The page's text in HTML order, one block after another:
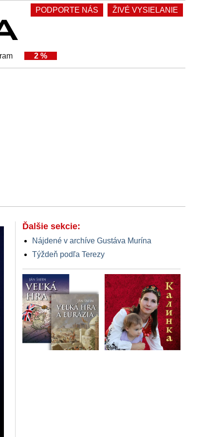
PODPORTE NÁS ŽIVÉ VYSIELANIE
2 %
Ďalšie sekcie:
Nájdené v archíve Gustáva Murína
Týždeň podľa Terezy